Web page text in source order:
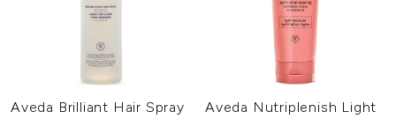
Aveda Brilliant Hair Spray
Aveda Nutriplenish Light